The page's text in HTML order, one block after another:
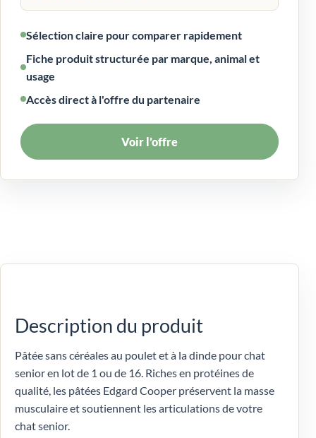
Sélection claire pour comparer rapidement
Fiche produit structurée par marque, animal et
usage
Accès direct à l'offre du partenaire
Voir l’offre
Description du produit
Pâtée sans céréales au poulet et à la dinde pour chat
senior en lot de 1 ou de 16. Riches en protéines de
qualité, les pâtées Edgard Cooper préservent la masse
musculaire et soutiennent les articulations de votre
chat senior.